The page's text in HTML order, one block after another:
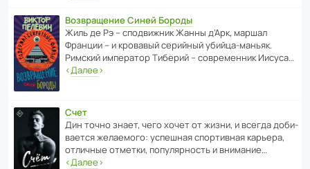
Возвращение Синей Бороды
Жиль де Рэ – спод­ви­жник Жанны д’Арк, маршал
Франции – и кровавый серийный убийца-маньяк.
Римский импе­ратор Тиберий – совре­менник Иисуса…
‹Далее›
Счет
Дин точно знает, чего хочет от жизни, и всегда доби­
ва­ется жела­е­мого: успе­шная спор­ти­вная карьера,
отли­чные отметки, попу­ля­р­ность и внимание…
‹Далее›